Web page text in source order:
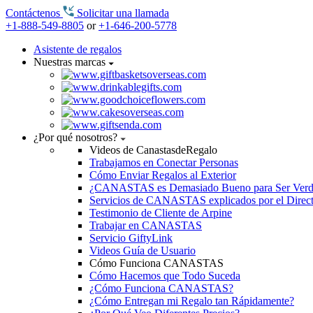
Contáctenos
Solicitar una llamada
+1-888-549-8805 or+1-646-200-5778
Asistente de regalos
Nuestras marcas
¿Por qué nosotros?
Videos de CanastasdeRegalo
Trabajamos en Conectar Personas
Cómo Enviar Regalos al Exterior
¿CANASTAS es Demasiado Bueno para Ser
Servicios de CANASTAS explicados por el
Testimonio de Cliente de Arpine
Trabajar en CANASTAS
Servicio GiftyLink
Videos Guía de Usuario
Cómo Funciona CANASTAS
Cómo Hacemos que Todo Suceda
¿Cómo Funciona CANASTAS?
¿Cómo Entregan mi Regalo tan Rápidamente?